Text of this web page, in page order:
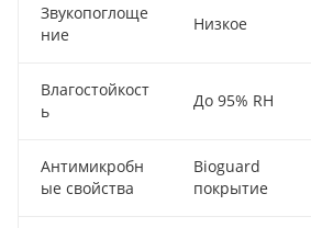
Звукопоглоще
ние
Низкое
Влагостойкост
ь
До 95% RH
Антимикробн
ые свойства
Bioguard
покрытие